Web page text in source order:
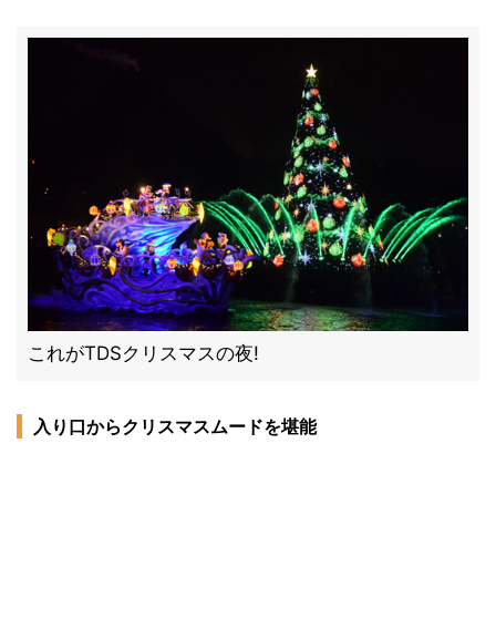
これがTDSクリスマスの夜!
入り口からクリスマスムードを堪能